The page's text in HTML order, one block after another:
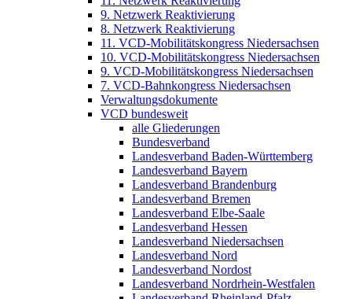
9. Netzwerk Reaktivierung
8. Netzwerk Reaktivierung
11. VCD-Mobilitätskongress Niedersachsen
10. VCD-Mobilitätskongress Niedersachsen
9. VCD-Mobilitätskongress Niedersachsen
7. VCD-Bahnkongress Niedersachsen
Verwaltungsdokumente
VCD bundesweit
alle Gliederungen
Bundesverband
Landesverband Baden-Württemberg
Landesverband Bayern
Landesverband Brandenburg
Landesverband Bremen
Landesverband Elbe-Saale
Landesverband Hessen
Landesverband Niedersachsen
Landesverband Nord
Landesverband Nordost
Landesverband Nordrhein-Westfalen